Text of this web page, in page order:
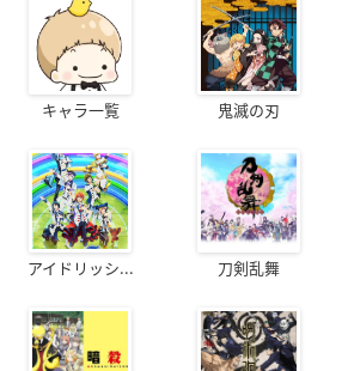
キャラ一覧 鬼滅の刃
アイドリッシ... 刀剣乱舞